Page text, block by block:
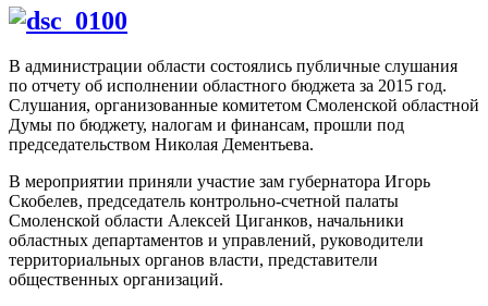
В администрации области состоялись публичные слушания
по отчету об исполнении областного бюджета за 2015 год.
Слушания, организованные комитетом Смоленской областной
Думы по бюджету, налогам и финансам, прошли под
председательством Николая Дементьева.
В мероприятии приняли участие зам губернатора Игорь
Скобелев, председатель контрольно-счетной палаты
Смоленской области Алексей Циганков, начальники
областных департаментов и управлений, руководители
территориальных органов власти, представители
общественных организаций.